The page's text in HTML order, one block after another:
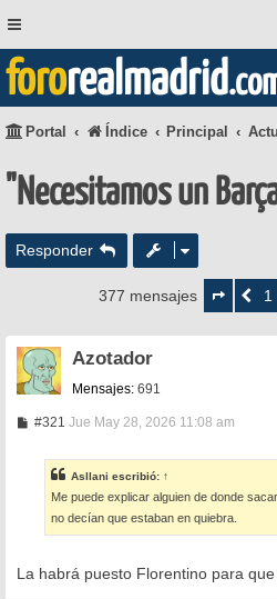
fororealmadrid
Portal Índice Principal
"Necesitamos un
Responder
377 mensajes
Página
deAnterior1
Azotador
Mensajes: 691
#321 M
s
a
j
e
Jue May 28, 2026 11:08 am
Asllani escribió: ↑
Me puede explicar alguien de donde
no decían que estaban en quiebra.
La habrá puesto Florentino para